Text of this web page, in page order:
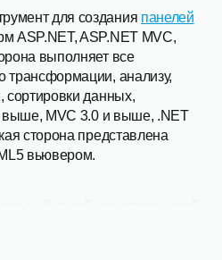
для создания панелей
ASP.NET, ASP.NET MVC,
выполняет все
трансформации, анализу,
сортировки данных,
выше, MVC 3.0 и выше, .NET
сторона представлена
вьювером.
дизайнер для панелей
включает множество